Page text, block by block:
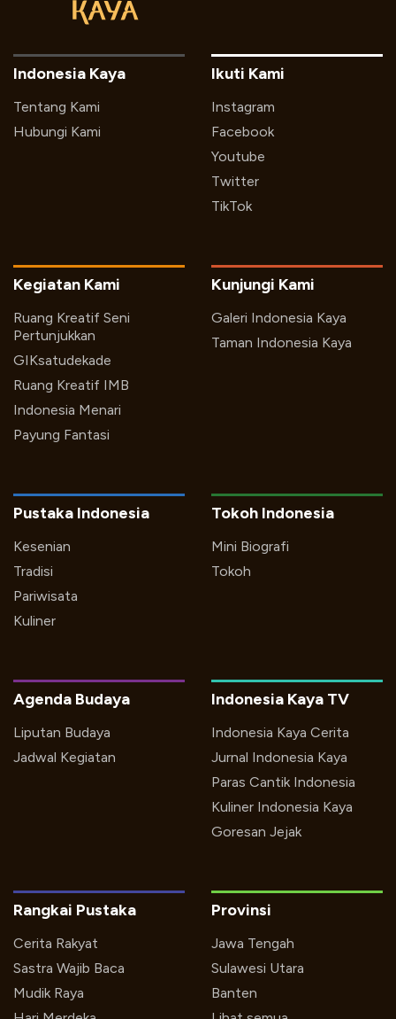
Indonesia Kaya
Tentang Kami
Hubungi Kami
Ikuti Kami
Instagram
Facebook
Youtube
Twitter
TikTok
Kegiatan Kami
Ruang Kreatif Seni
Pertunjukkan
GIKsatudekade
Ruang Kreatif IMB
Indonesia Menari
Payung Fantasi
Kunjungi Kami
Galeri Indonesia Kaya
Taman Indonesia Kaya
Pustaka Indonesia
Kesenian
Tradisi
Pariwisata
Kuliner
Tokoh Indonesia
Mini Biografi
Tokoh
Indonesia Kaya TV
Indonesia Kaya Cerita
Jurnal Indonesia Kaya
Paras Cantik Indonesia
Kuliner Indonesia Kaya
Goresan Jejak
Agenda Budaya
Liputan Budaya
Jadwal Kegiatan
Rangkai Pustaka
Cerita Rakyat
Sastra Wajib Baca
Mudik Raya
Provinsi
Jawa Tengah
Sulawesi Utara
Banten